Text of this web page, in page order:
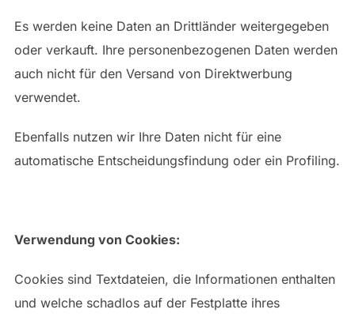
Es werden keine Daten an Drittländer weitergegeben
oder verkauft. Ihre personenbezogenen Daten werden
auch nicht für den Versand von Direktwerbung
verwendet.
Ebenfalls nutzen wir Ihre Daten nicht für eine
automatische Entscheidungsfindung oder ein Profiling.
Verwendung von Cookies:
Cookies sind Textdateien, die Informationen enthalten
und welche schadlos auf der Festplatte ihres